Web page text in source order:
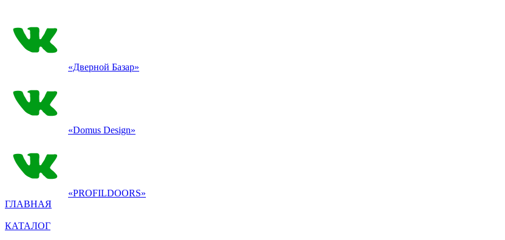
«Дверной Базар»
«Domus Design»
«PROFILDOORS»
ГЛАВНАЯ
КАТАЛОГ